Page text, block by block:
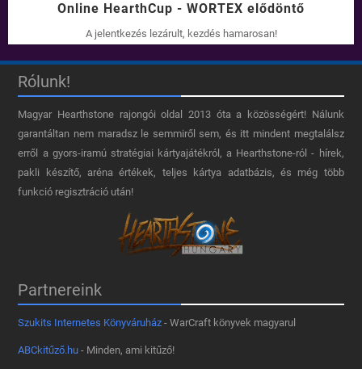
Online HearthCup - WORTEX elődöntő
A jelentkezés lezárult, kezdés hamarosan!
Rólunk!
Magyar Hearthstone​ rajongói oldal 2013 óta a közösségért! Nálunk
garantáltan nem maradsz le semmiről sem, és itt mindent megtalálsz
erről a gyors-iramú stratégiai kártyajátékról, a Hearthstone-ról - hírek,
pakli készítő, aréna értékek, teljes kártya adatbázis, és még több
funkció regisztráció után!
Partnereink
Szukits Internetes Könyváruház - WarCraft könyvek magyarul
ABCkitűző.hu - Minden, ami kitűző!